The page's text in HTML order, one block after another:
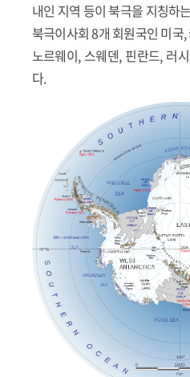
내인 지역 등이 북극을 지칭하
북극이사회 8개 회원국인 미국
노르웨이, 스웨덴, 핀란드, 러
다.